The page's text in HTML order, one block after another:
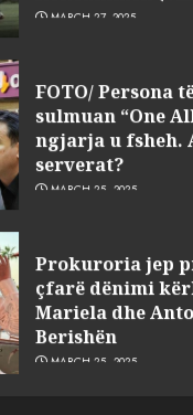
MARCH 27, 2025
FOTO/ Persona
sulmuan “One
ngjarja u fsheh.
serverat?
MARCH 25, 2025
Prokuroria jep
çfarë dënimi
Mariela dhe
Berishën
MARCH 25, 2025